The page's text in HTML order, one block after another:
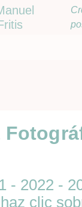
- 2022 -
clic